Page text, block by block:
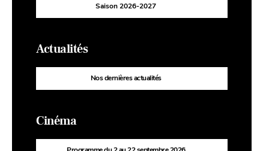
Saison 2026-2027
Actualités
Nos dernières actualités
Cinéma